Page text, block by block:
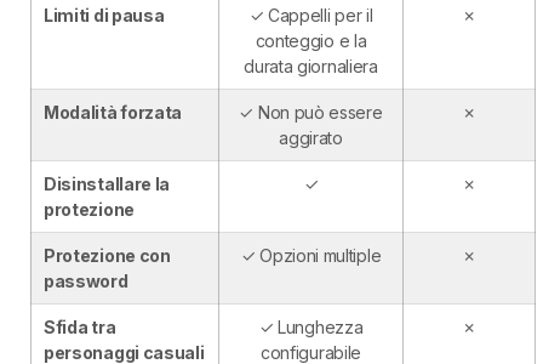
Limiti di pausa
✓ Cappelli per il
conteggio e la
durata giornaliera
✗
Modalità forzata
✓ Non può essere
aggirato
✗
Disinstallare la
protezione
✓ ✗
Protezione con
password
✓ Opzioni multiple ✗
Sfida tra
personaggi casuali
✓ Lunghezza
configurabile
✗